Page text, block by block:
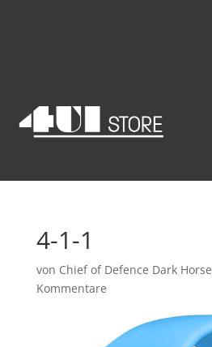
4-1-1
von Chief of Defence Dark Horse
Kommentare